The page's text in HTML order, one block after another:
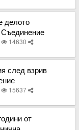
делото
14630
след взрив
15637
от